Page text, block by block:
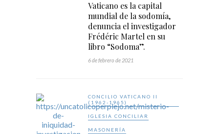
Vaticano es la capital
mundial de la sodomía,
denuncia el investigador
Frédéric Martel en su
libro “Sodoma”.
6 de febrero de 2021
CONCILIO VATICANO II
(1962-1965)
IGLESIA CONCILIAR
MASONERÍA